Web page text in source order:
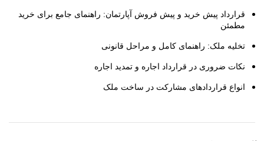
قرارداد پیش خرید و پیش فروش آپارتمان: راهنمای جامع برای خرید
مطمئن
تخلیه ملک: راهنمای کامل و مراحل قانونی
نکات ضروری در قرارداد اجاره و تمدید اجاره
انواع قراردادهای مشارکت در ساخت ملک